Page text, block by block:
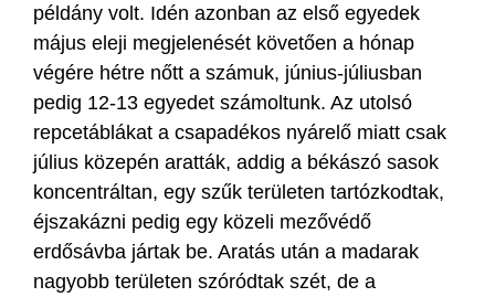
példány volt. Idén azonban az első egyedek
május eleji megjelenését követően a hónap
végére hétre nőtt a számuk, június-júliusban
pedig 12-13 egyedet számoltunk. Az utolsó
repcetáblákat a csapadékos nyárelő miatt csak
július közepén aratták, addig a békászó sasok
koncentráltan, egy szűk területen tartózkodtak,
éjszakázni pedig egy közeli mezővédő
erdősávba jártak be. Aratás után a madarak
nagyobb területen szóródtak szét, de a